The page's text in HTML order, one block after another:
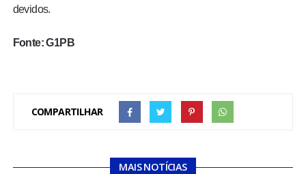
devidos.
Fonte: G1PB
COMPARTILHAR
MAIS NOTÍCIAS